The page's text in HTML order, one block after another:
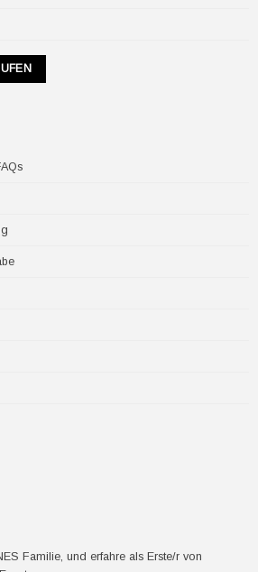
Familie, und erfahre als Erste/r von